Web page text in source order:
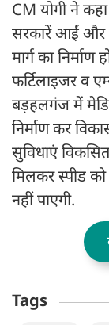
CM योगी ने
सरकारें आईं और
मार्ग का
फर्टिलाइजर व
बड़हलगंज में
निर्माण कर
सुविधाएं
मिलकर स्पीड
नहीं पाएगी.
Tags